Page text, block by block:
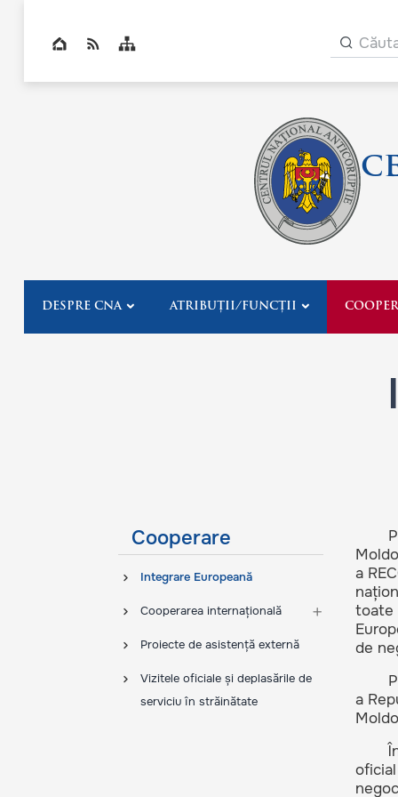
Top bar navigation
DESPRE CNA ATRIBUȚII/FUNCȚII
a
toate
de
a
Cooperare
Integrare Europeană
Cooperarea internațională
Proiecte de asistență externă
Vizitele oficiale și deplasările de
serviciu în străinătate